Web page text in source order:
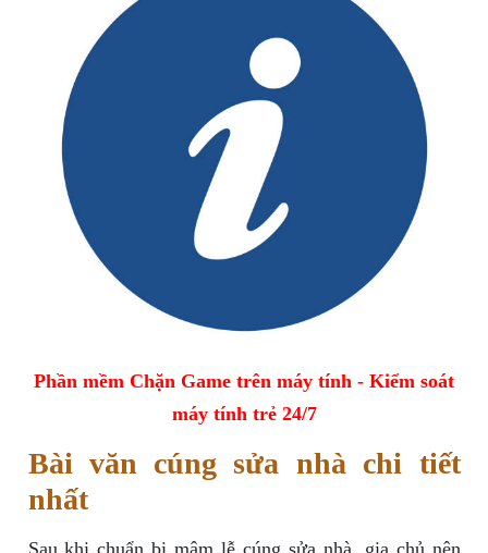
Phần mềm Chặn Game trên máy tính - Kiểm soát
máy tính trẻ 24/7
Bài văn cúng sửa nhà chi tiết
nhất